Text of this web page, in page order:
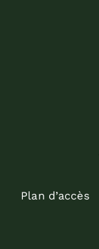
Plan d’accès